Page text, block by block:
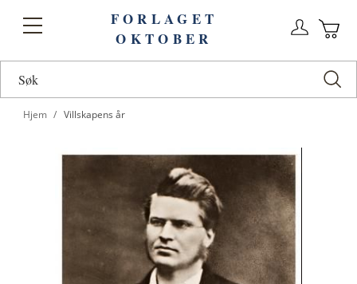
Toggle
FORLAGET
OKTOBER
Hjem Villskapens år